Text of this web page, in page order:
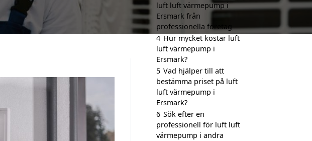
luft luft värmepump i
Ersmark från
professionella företag
4 Hur mycket kostar luft
luft värmepump i
Ersmark?
5 Vad hjälper till att
bestämma priset på luft
luft värmepump i
Ersmark?
6 Sök efter en
professionell för luft luft
värmepump i andra